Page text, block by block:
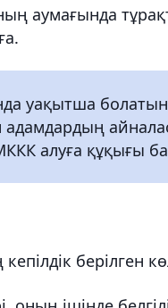
аумағында
уақытша
алуға құқығы
берілген